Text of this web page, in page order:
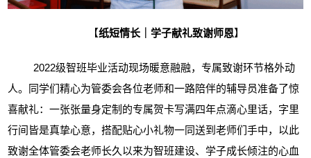
【纸短情长｜学子献礼致谢师恩】
2022级智班毕业活动现场暖意融融，专属致谢环节格外动
人。同学们精心为管委会各位老师和一路陪伴的辅导员准备了惊
喜献礼：一张张量身定制的专属贺卡写满四年点滴心里话，字里
行间皆是真挚心意，搭配贴心小礼物一同送到老师们手中，以此
致谢全体管委会老师长久以来为智班建设、学子成长倾注的心血